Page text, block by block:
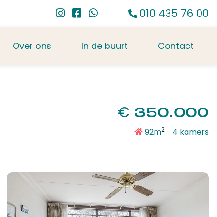
010 435 76 00
Over ons In de buurt Contact
€ 350.000
92m2 4 kamers